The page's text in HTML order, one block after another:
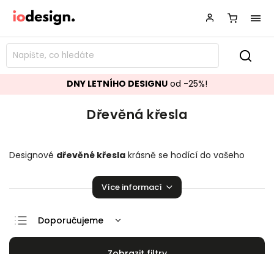
DNY LETNÍHO DESIGNU od -25%!
Dřevěná křesla
Designové dřevěné křesla krásně se hodící do vašeho
Více informací
Doporučujeme
Nejlevnější